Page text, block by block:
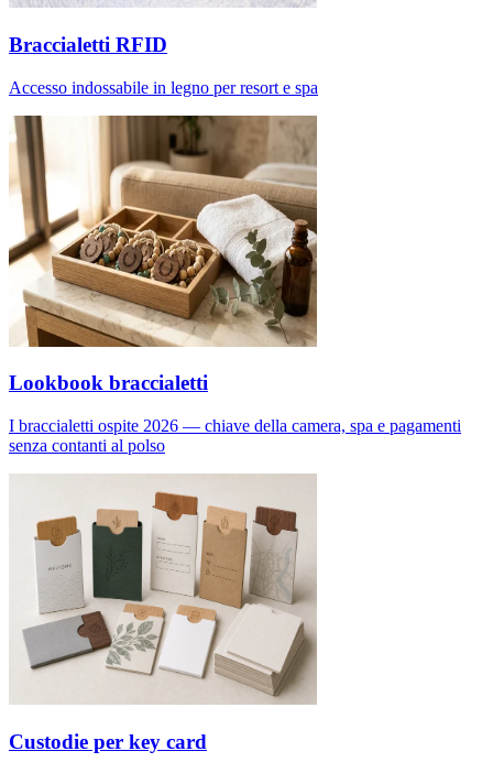
Braccialetti RFID
Accesso indossabile in legno per resort e spa
Lookbook braccialetti
I braccialetti ospite 2026 — chiave della camera, spa e pagamenti
senza contanti al polso
Custodie per key card